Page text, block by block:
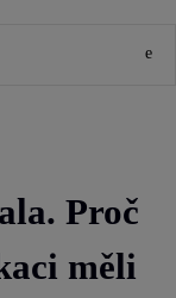
Proč
měli